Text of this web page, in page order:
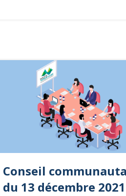
Conseil
du 13 décembre 2021